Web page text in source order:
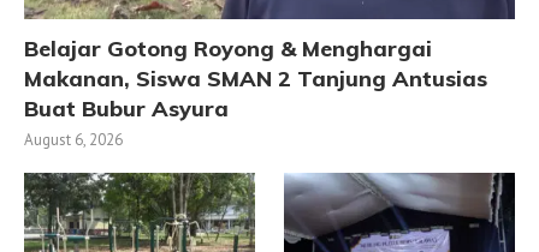
Belajar Gotong Royong & Menghargai
Makanan, Siswa SMAN 2 Tanjung Antusias
Buat Bubur Asyura
August 6, 2026